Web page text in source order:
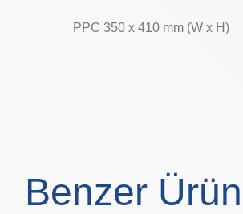
PPC 350 x 410 mm (W x H)
Benzer